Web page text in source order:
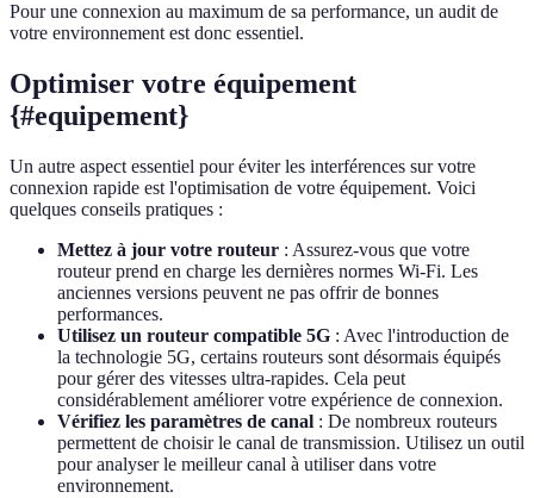
Pour une connexion au maximum de sa performance, un audit de
votre environnement est donc essentiel.
Optimiser votre équipement
{#equipement}
Un autre aspect essentiel pour éviter les interférences sur votre
connexion rapide est l'optimisation de votre équipement. Voici
quelques conseils pratiques :
Mettez à jour votre routeur : Assurez-vous que votre
routeur prend en charge les dernières normes Wi-Fi. Les
anciennes versions peuvent ne pas offrir de bonnes
performances.
Utilisez un routeur compatible 5G : Avec l'introduction de
la technologie 5G, certains routeurs sont désormais équipés
pour gérer des vitesses ultra-rapides. Cela peut
considérablement améliorer votre expérience de connexion.
Vérifiez les paramètres de canal : De nombreux routeurs
permettent de choisir le canal de transmission. Utilisez un outil
pour analyser le meilleur canal à utiliser dans votre
environnement.